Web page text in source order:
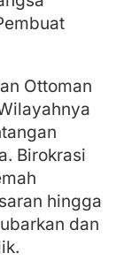
Ottoman
Birokrasi
hingga
dan